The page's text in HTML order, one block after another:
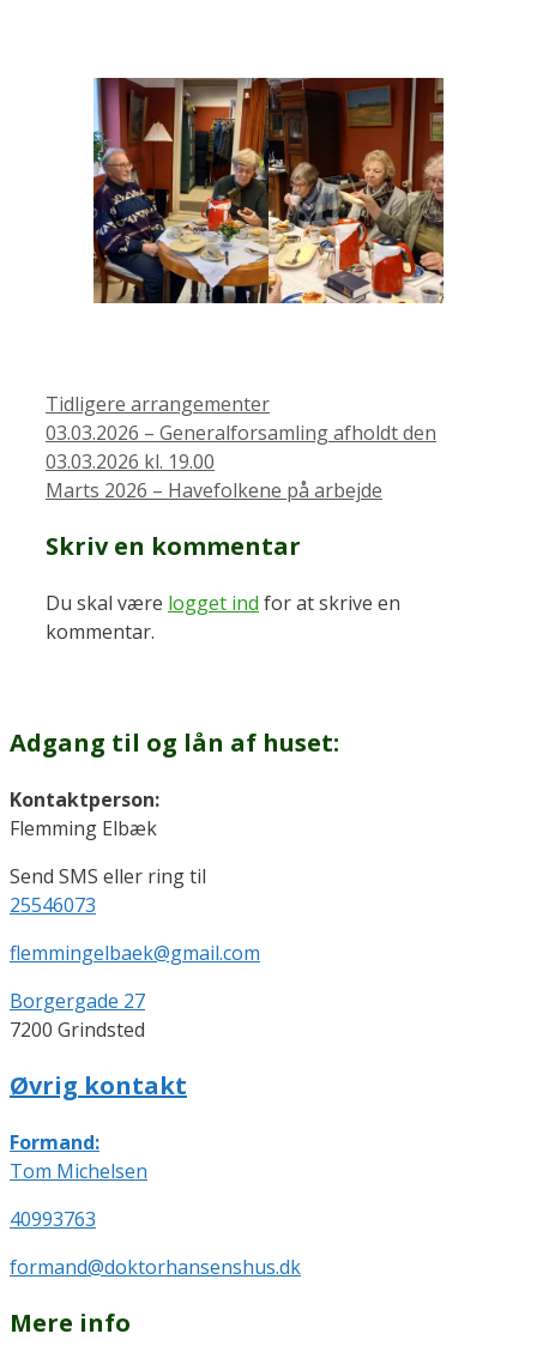
Kategorier
Tidligere arrangementer
03.03.2026 – Generalforsamling afholdt den
03.03.2026 kl. 19.00
Marts 2026 – Havefolkene på arbejde
Skriv en kommentar
Du skal være logget ind for at skrive en
kommentar.
Adgang til og lån af huset:
Kontaktperson:
Flemming Elbæk
Send SMS eller ring til
25546073
flemmingelbaek@gmail.com
Borgergade 27
7200 Grindsted
Øvrig kontakt
Formand:
Tom Michelsen
40993763
formand@doktorhansenshus.dk
Mere info